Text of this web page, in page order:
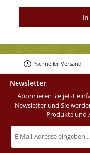
In
*schneller Versand
Newsletter
Abonnieren Sie jetzt
Newsletter und Sie
Produkte und
E-
Mail-